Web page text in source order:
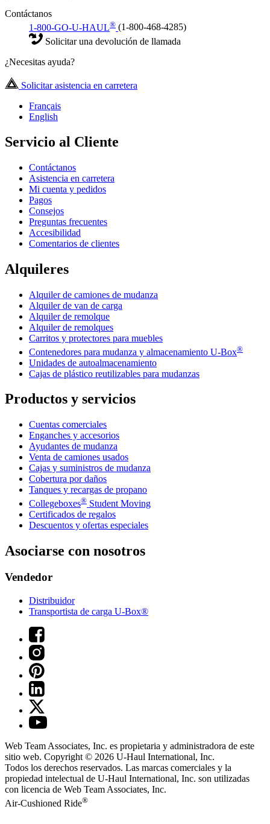
Contáctanos
1-800-GO-U-HAUL® (1-800-468-4285)
Solicitar una devolución de llamada
¿Necesitas ayuda?
Solicitar asistencia en carretera
Français
English
Servicio al Cliente
Contáctanos
Asistencia en carretera
Mi cuenta y pedidos
Pagos
Consejos
Preguntas frecuentes
Accesibilidad
Comentarios de clientes
Alquileres
Alquiler de camiones de mudanza
Alquiler de van de carga
Alquiler de remolque
Alquiler de remolques
Carritos y protectores para muebles
Contenedores para mudanza y almacenamiento U-Box®
Unidades de autoalmacenamiento
Cajas de plástico reutilizables para mudanzas
Productos y servicios
Cuentas comerciales
Enganches y accesorios
Ayudantes de mudanza
Venta de camiones usados
Cajas y suministros de mudanza
Cobertura por daños
Tanques y recargas de propano
Collegeboxes® Student Moving
Certificados de regalos
Descuentos y ofertas especiales
Asociarse con nosotros
Vendedor
Distribuidor
Transportista de carga U-Box®
Web Team Associates, Inc. es propietaria y administradora de este
sitio web. Copyright © 2026 U-Haul International, Inc.
Todos los derechos reservados. Las marcas comerciales y la
propiedad intelectual de U-Haul International, Inc. son utilizadas
con licencia de Web Team Associates, Inc.
Air-Cushioned Ride®